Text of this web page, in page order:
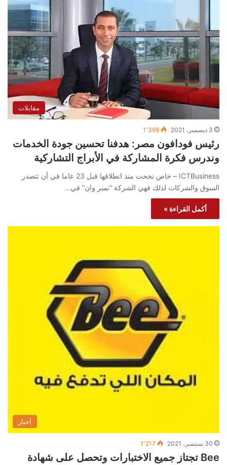
مقابلات
3 ديسمبر، 2021 1٬399
رئيس فودافون مصر: هدفنا تحسين جودة الخدمات
وندرس فكرة المشاركة في الأبراج التشاركية
ICTBusiness – خاص نجحت منذ انطلاقها قبل 23 عاما في أن تتصدر
السوق والشركات لذلك فهي الشركة “نمبر وان” في…
أكمل القراءة »
أخبار
30 سبتمبر، 2021 1٬217
Bee تجتاز جميع الاختبارات وتحصل على شهادة